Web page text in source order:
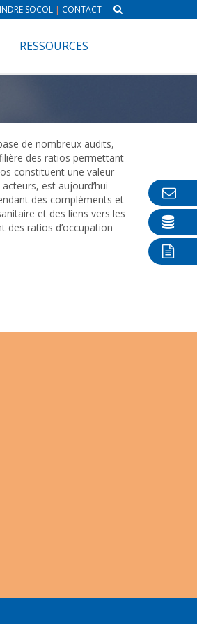
SOCOL | CONTACT
RESSOURCES
de nombreux audits,
des ratios permettant
constituent une valeur
est aujourd’hui
des compléments et
et des liens vers les
des ratios d’occupation